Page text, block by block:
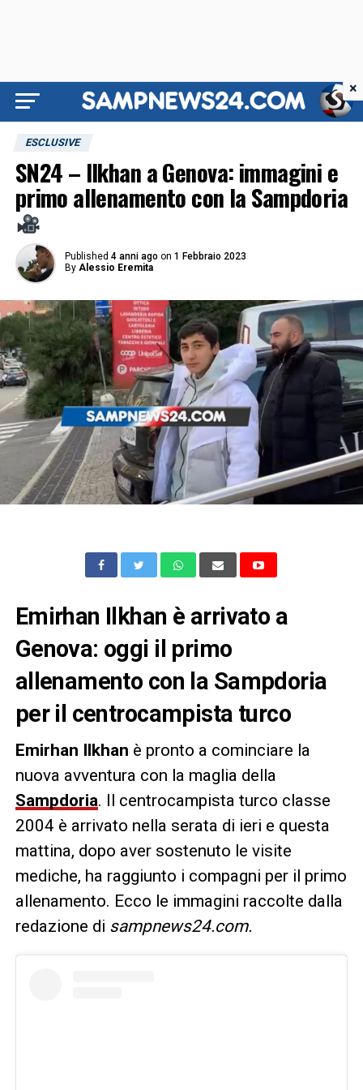
ESCLUSIVE
SN24 – Ilkhan a Genova: immagini e
primo allenamento con la Sampdoria
Published 4 anni ago on 1 Febbraio 2023
By Alessio Eremita
Emirhan Ilkhan è arrivato a
Genova: oggi il primo
allenamento con la Sampdoria
per il centrocampista turco
Emirhan Ilkhan è pronto a cominciare la
nuova avventura con la maglia della
Sampdoria. Il centrocampista turco classe
2004 è arrivato nella serata di ieri e questa
mattina, dopo aver sostenuto le visite
mediche, ha raggiunto i compagni per il primo
allenamento. Ecco le immagini raccolte dalla
redazione di sampnews24.com.
×